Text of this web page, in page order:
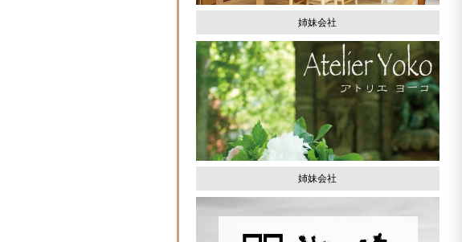
姉妹会社
姉妹会社